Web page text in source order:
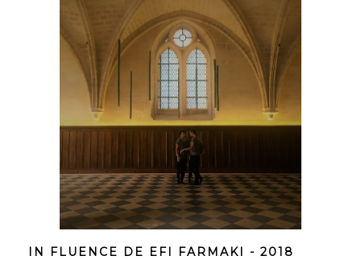
IN FLUENCE DE EFI FARMAKI - 2018